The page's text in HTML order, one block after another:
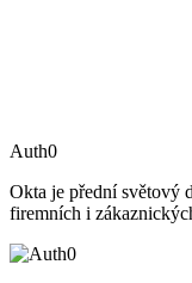
Auth0
Okta je přední světový
firemních i